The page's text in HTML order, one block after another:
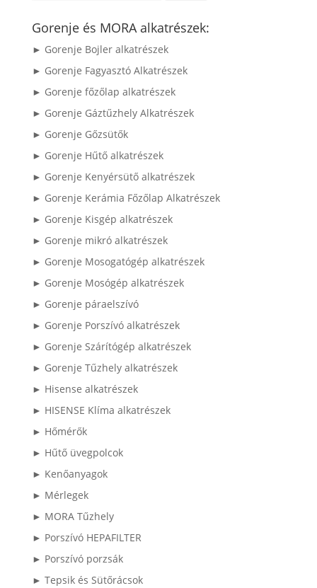
következőre:
Gorenje és MORA alkatrészek:
► Gorenje Bojler alkatrészek
► Gorenje Fagyasztó Alkatrészek
► Gorenje főzőlap alkatrészek
► Gorenje Gáztűzhely Alkatrészek
► Gorenje Gőzsütők
► Gorenje Hűtő alkatrészek
► Gorenje Kenyérsütő alkatrészek
► Gorenje Kerámia Főzőlap Alkatrészek
► Gorenje Kisgép alkatrészek
► Gorenje mikró alkatrészek
► Gorenje Mosogatógép alkatrészek
► Gorenje Mosógép alkatrészek
► Gorenje páraelszívó
► Gorenje Porszívó alkatrészek
► Gorenje Szárítógép alkatrészek
► Gorenje Tűzhely alkatrészek
► Hisense alkatrészek
► HISENSE Klíma alkatrészek
► Hőmérők
► Hűtő üvegpolcok
► Kenőanyagok
► Mérlegek
► MORA Tűzhely
► Porszívó HEPAFILTER
► Porszívó porzsák
► Tepsik és Sütőrácsok